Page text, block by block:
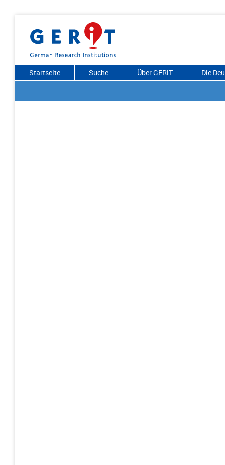
Startseite Suche Über GERiT Die